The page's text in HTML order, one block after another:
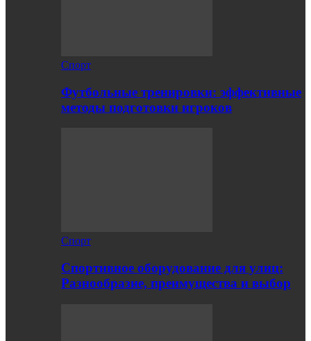
Спорт
Футбольные тренировки: эффективные
методы подготовки игроков
Спорт
Спортивное оборудование для улиц:
Разнообразие, преимущества и выбор